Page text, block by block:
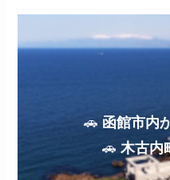
🚗 函館市内
🚗 木古内